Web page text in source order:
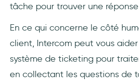
tâche pour trouver une
En ce qui concerne le côté
client, Intercom peut vous
système de ticketing pour
en collectant les questions de